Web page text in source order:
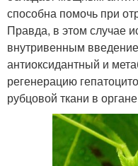
способна помочь при
Правда, в этом случае
внутривенным
антиоксидантный и
регенерацию
рубцовой ткани в